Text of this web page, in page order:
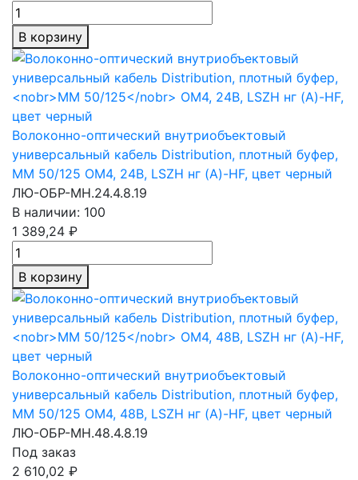
В корзину
Волоконно-оптический внутриобъектовый
универсальный кабель Distribution, плотный буфер,
MM 50/125 OM4, 24В, LSZH нг (A)-HF, цвет черный
ЛЮ-ОБР-МН.24.4.8.19
В наличии: 100
1 389,24 ₽
В корзину
Волоконно-оптический внутриобъектовый
универсальный кабель Distribution, плотный буфер,
MM 50/125 OM4, 48В, LSZH нг (A)-HF, цвет черный
ЛЮ-ОБР-МН.48.4.8.19
Под заказ
2 610,02 ₽